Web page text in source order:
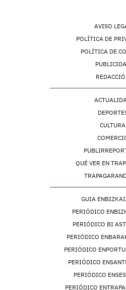
AVISO
POLÍTICA DE
POLÍTICA DE
CULTURA
QUÉ VER EN
GUIA
PERIÓDICO
PERIÓDICO BI
PERIÓDICO
PERIÓDICO
PERIÓDICO
PERIÓDICO
PERIÓDICO